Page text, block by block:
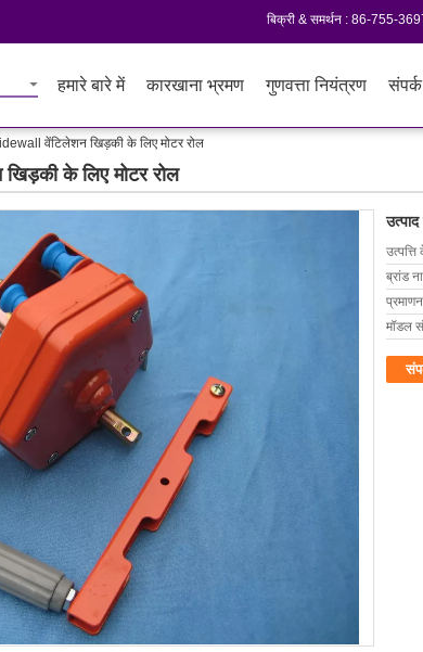
बिक्री & समर्थन : 86-755-
हमारे बारे में कारखाना भ्रमण गुणवत्ता नियंत्रण
वेंटिलेशन खिड़की के लिए मोटर रोल
के लिए मोटर रोल
ब्रांड
मॉडल